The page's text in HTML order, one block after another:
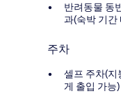
반려동물 동
과(숙박 기간
주차
셀프 주차(지
게 출입 가능)